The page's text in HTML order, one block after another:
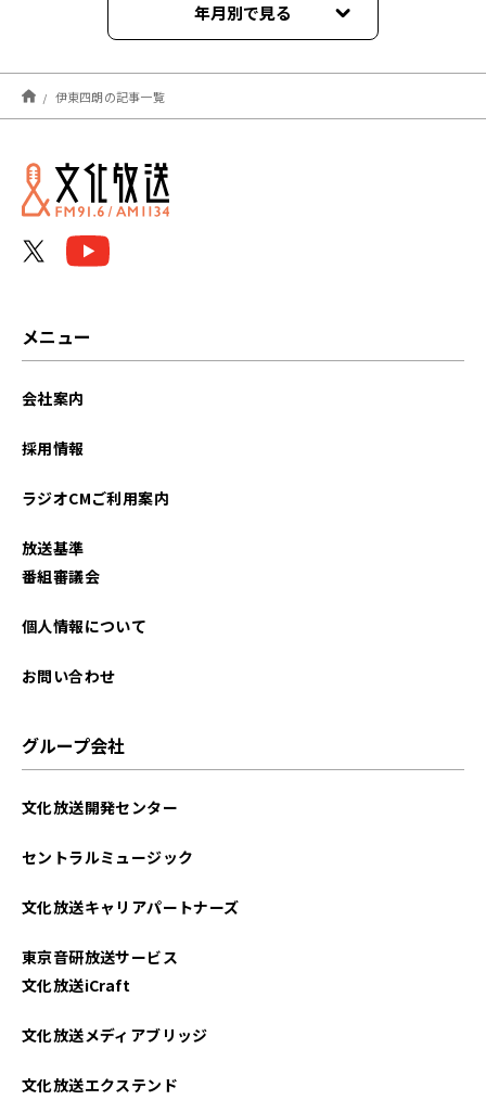
年月別で見る
2026年07月
2026年06月
2026年05月
2025年08月
2025年05月
2024年12月
2024年11月
伊東四朗の記事一覧
メニュー
会社案内
採用情報
ラジオCMご利用案内
放送基準
番組審議会
個人情報について
お問い合わせ
グループ会社
文化放送開発センター
セントラルミュージック
文化放送キャリアパートナーズ
東京音研放送サービス
文化放送iCraft
文化放送メディアブリッジ
文化放送エクステンド